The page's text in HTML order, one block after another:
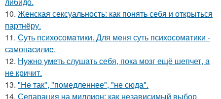
10. Женская сексуальность: как понять себя и открыться
партнёру.
11. Суть психосомaтики. Для мeня суть психосомaтики -
сaмонaсилиe.
12. Нужно уметь слушать себя, пока мозг ещё шепчет, а
не кричит.
13. "He так", "помедленнее", "не сюда".
14. Сепарация на миллион: как независимый выбор